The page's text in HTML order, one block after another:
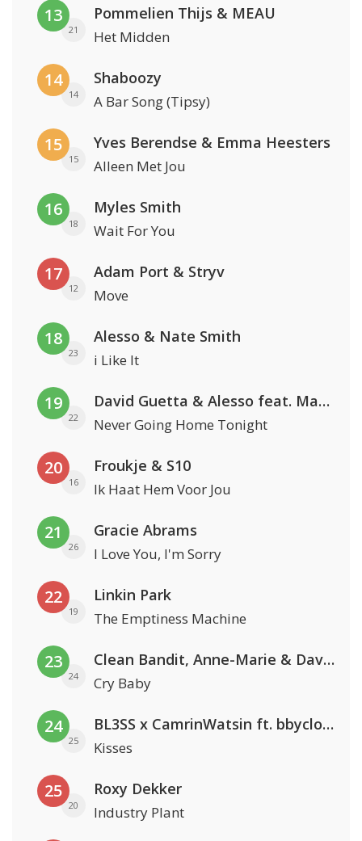
13
21
Pommelien Thijs & MEAU
Het Midden
14
14
Shaboozy
A Bar Song (Tipsy)
15
15
Yves Berendse & Emma Heesters
Alleen Met Jou
16
18
Myles Smith
Wait For You
17
12
Adam Port & Stryv
Move
18
23
Alesso & Nate Smith
i Like It
19
22
David Guetta & Alesso feat. Madison Love
Never Going Home Tonight
20
16
Froukje & S10
Ik Haat Hem Voor Jou
21
26
Gracie Abrams
I Love You, I'm Sorry
22
19
Linkin Park
The Emptiness Machine
23
24
Clean Bandit, Anne-Marie & David Guetta
Cry Baby
24
25
BL3SS x CamrinWatsin ft. bbyclose
Kisses
25
20
Roxy Dekker
Industry Plant